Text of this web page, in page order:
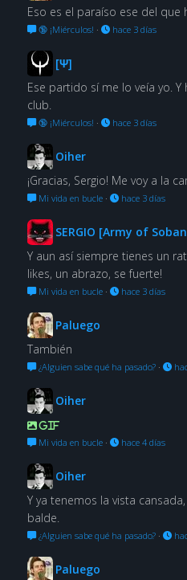
Eso es el paraíso ese del que
🔞 ¡Miérculos! · hace 3 días
[Ψ]
Ese partido sí me lo veía yo.
club.
🔞 ¡Miérculos! · hace 3 días
Oiher
¡Gracias, Sergio! Me voy a la
Mi vida en bucle· hace 3 días
SERGIO [Army of
Y aun así siempre tienes un
likes, un abrazo, se fuerte!
Mi vida en bucle· hace 3 días
Paluego
También
¿Alguien sabe qué ha pasado?·
Oiher
GIF
Mi vida en bucle· hace 4 días
Oiher
Y ya tenemos la vista
balde.
¿Alguien sabe qué ha pasado?·
Paluego